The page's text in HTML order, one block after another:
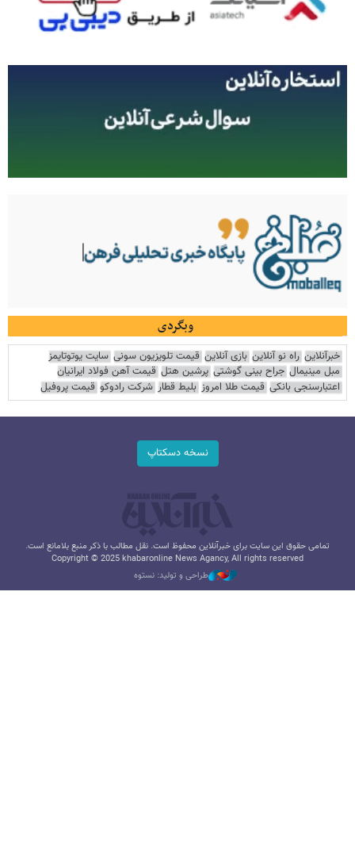
وبگردی
خبرآنلاین راه نو آنلاین بازی آنلاین قیمت تلویزیون سونی سایت یوتوتایمز
مبل مینیمال جراح بینی گوشتی پرشین هتل قیمت آهن فولاد ایرانیان
اعتبارسنجی بانکی قیمت طلا امروز بلیط قطار شرکت رادوکو قیمت پروفیل
نسخه دسکتاپ
تمامی حقوق این سایت برای خبرآنلاین محفوظ است. نقل مطالب با ذکر منبع بلامانع است.
Copyright © 2025 khabaronline News Agancy, All rights reserved
طراحی و تولید: نستوه